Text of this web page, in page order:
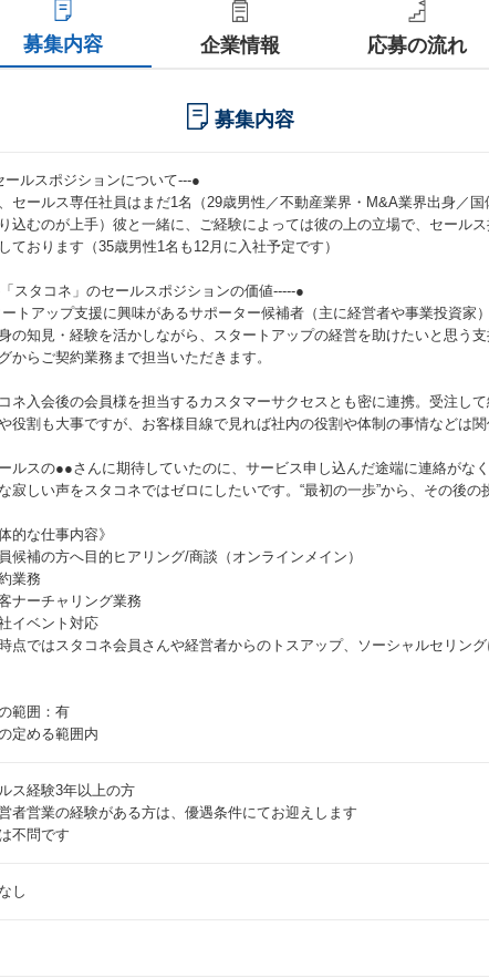
募集内容 企業情報 応募の流れ
募集内容
ールスポジションについて---●
セールス専任社員はまだ1名（29歳男性／不動産業界・M&A業界出身／
込むのが上手）彼と一緒に、ご経験によっては彼の上の立場で、セール
ております（35歳男性1名も12月に入社予定です）
スタコネ」のセールスポジションの価値-----●
ートアップ支援に興味があるサポーター候補者（主に経営者や事業投資家
の知見・経験を活かしながら、スタートアップの経営を助けたいと思う
からご契約業務まで担当いただきます。
ネ入会後の会員様を担当するカスタマーサクセスとも密に連携。受注し
役割も大事ですが、お客様目線で見れば社内の役割や体制の事情などは関
ールスの●●さんに期待していたのに、サービス申し込んだ途端に連絡がなく
寂しい声をスタコネではゼロにしたいです。“最初の一歩”から、その後の
的な仕事内容》
候補の方へ目的ヒアリング/商談（オンラインメイン）
業務
ナーチャリング業務
イベント対応
点ではスタコネ会員さんや経営者からのトスアップ、ソーシャルセリング
範囲：有
定める範囲内
ス経験3年以上の方
者営業の経験がある方は、優遇条件にてお迎えします
不問です
し